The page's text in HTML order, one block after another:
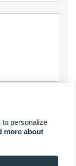
personalize
more about